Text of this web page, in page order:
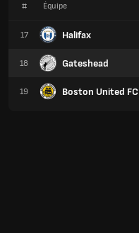
# Équipe
17 Halifax
18 Gateshead
19 Boston United FC